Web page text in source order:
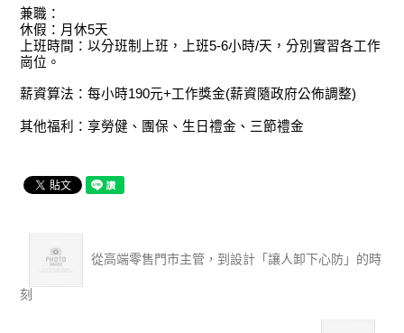
兼職：
休假：月休5天
上班時間：以分班制上班，上班5-6小時/天，分別實習各工作
崗位。
薪資算法：每小時190元+工作獎金(薪資隨政府公佈調整)
其他福利：享勞健、團保、生日禮金、三節禮金
從高端零售門市主管，到設計「讓人卸下心防」的時
刻